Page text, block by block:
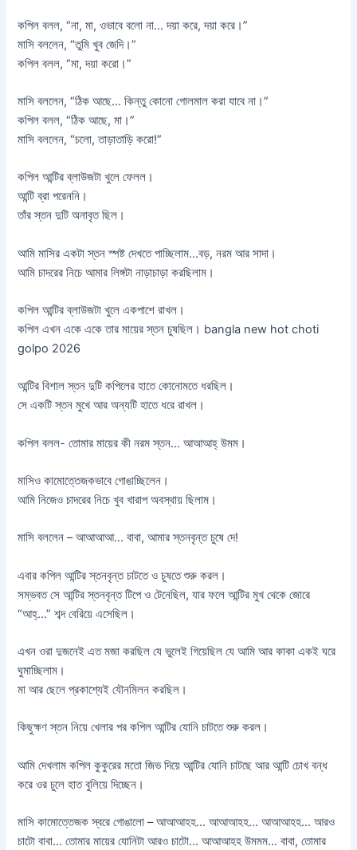
কপিল বলল, “না, মা, ওভাবে বলো না… দয়া করে, দয়া করে।”
মাসি বললেন, “তুমি খুব জেদি।”
কপিল বলল, “মা, দয়া করো।”
মাসি বললেন, “ঠিক আছে… কিন্তু কোনো গোলমাল করা যাবে না।”
কপিল বলল, “ঠিক আছে, মা।”
মাসি বললেন, “চলো, তাড়াতাড়ি করো!”
কপিল আন্টির ব্লাউজটা খুলে ফেলল।
আন্টি ব্রা পরেননি।
তাঁর স্তন দুটি অনাবৃত ছিল।
আমি মাসির একটা স্তন স্পষ্ট দেখতে পাচ্ছিলাম…বড়, নরম আর সাদা।
আমি চাদরের নিচে আমার লিঙ্গটা নাড়াচাড়া করছিলাম।
কপিল আন্টির ব্লাউজটা খুলে একপাশে রাখল।
কপিল এখন একে একে তার মায়ের স্তন চুষছিল। bangla new hot choti
golpo 2026
আন্টির বিশাল স্তন দুটি কপিলের হাতে কোনোমতে ধরছিল।
সে একটি স্তন মুখে আর অন্যটি হাতে ধরে রাখল।
কপিল বলল- তোমার মায়ের কী নরম স্তন… আআআহ্ উমম।
মাসিও কামোত্তেজকভাবে গোঙাচ্ছিলেন।
আমি নিজেও চাদরের নিচে খুব খারাপ অবস্থায় ছিলাম।
মাসি বললেন – আআআআ… বাবা, আমার স্তনবৃন্ত চুষে দে!
এবার কপিল আন্টির স্তনবৃন্ত চাটতে ও চুষতে শুরু করল।
সম্ভবত সে আন্টির স্তনবৃন্ত টিপে ও টেনেছিল, যার ফলে আন্টির মুখ থেকে জোরে
“আহ্…” শব্দ বেরিয়ে এসেছিল।
এখন ওরা দুজনেই এত মজা করছিল যে ভুলেই গিয়েছিল যে আমি আর কাকা একই ঘরে
ঘুমাচ্ছিলাম।
মা আর ছেলে প্রকাশ্যেই যৌনমিলন করছিল।
কিছুক্ষণ স্তন নিয়ে খেলার পর কপিল আন্টির যোনি চাটতে শুরু করল।
আমি দেখলাম কপিল কুকুরের মতো জিভ দিয়ে আন্টির যোনি চাটছে আর আন্টি চোখ বন্ধ
করে ওর চুলে হাত বুলিয়ে দিচ্ছেন।
মাসি কামোত্তেজক স্বরে গোঙালো – আআআহহ… আআআহহ… আআআহহ… আরও
চাটো বাবা… তোমার মায়ের যোনিটা আরও চাটো… আআআহহ উমমম… বাবা, তোমার